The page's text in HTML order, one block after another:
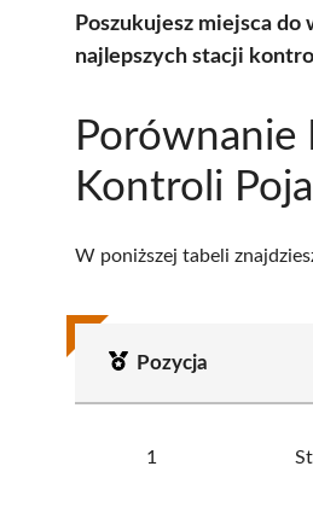
Poszukujesz miejsca
najlepszych stacji
Porównanie
Kontroli
W poniższej tabeli
Pozycja
1